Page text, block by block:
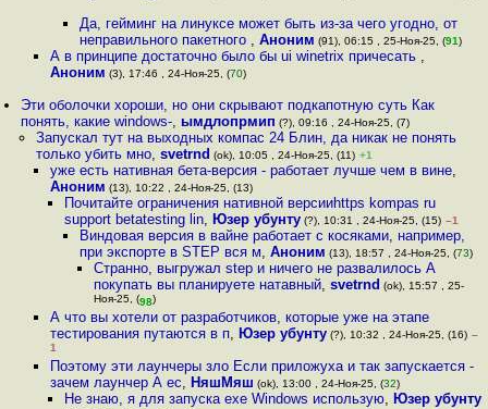
Да, гейминг на линуксе может быть из-за чего угодно, от
неправильного пакетного , Аноним (91), 06:15 , 25-Ноя-25, (91)
А в принципе достаточно было бы ui winetrix причесать ,
Аноним (3), 17:46 , 24-Ноя-25, (70)
Эти оболочки хороши, но они скрывают подкапотную суть Как
понять, какие windows-, ымдлопрмип (?), 09:16 , 24-Ноя-25, (7)
Запускал тут на выходных компас 24 Блин, да никак не понять
только убить мно, svetrnd (ok), 10:05 , 24-Ноя-25, (11) +1
уже есть нативная бета-версия - работает лучше чем в вине,
Аноним (13), 10:22 , 24-Ноя-25, (13)
Почитайте ограничения нативной версииhttps kompas ru
support betatesting lin, Юзер убунту (?), 10:31 , 24-Ноя-25, (15) –1
Виндовая версия в вайне работает с косяками, например,
при экспорте в STEP вся м, Аноним (13), 18:57 , 24-Ноя-25, (73)
Странно, выгружал step и ничего не развалилось А
покупать вы планируете натавный, svetrnd (ok), 15:57 , 25-
Ноя-25, (98)
А что вы хотели от разработчиков, которые уже на этапе
тестирования путаются в п, Юзер убунту(?), 10:32 , 24-Ноя-25, (16) –
1
Поэтому эти лаунчеры зло Если приложуха и так запускается -
зачем лаунчер А ес, НяшМяш (ok), 13:00 , 24-Ноя-25, (32)
Не знаю, я для запуска exe Windows использую, Юзер убунту